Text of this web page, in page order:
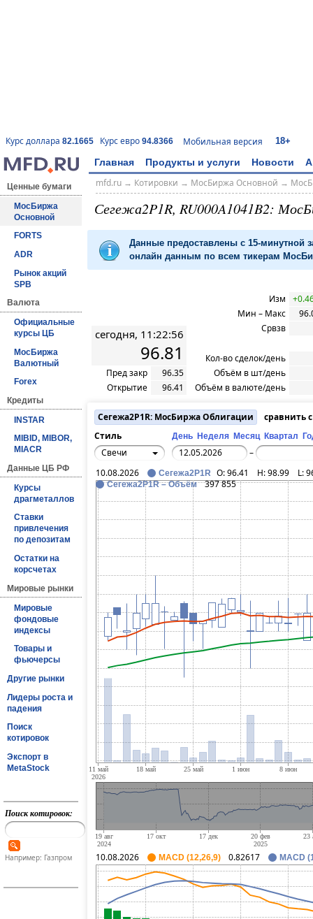
Курс доллара 82.1665 Курс евро 94.8366 Мобильная версия 18+
Главная Продукты и услуги Новости
Ценные бумаги
МосБиржа
Основной
FORTS
ADR
Рынок акций
SPB
Валюта
Официальные
курсы ЦБ
МосБиржа
Валютный
Forex
Кредиты
INSTAR
MIBID, MIBOR,
MIACR
Данные ЦБ РФ
Курсы
драгметаллов
Ставки
привлечения
по депозитам
Остатки на
корсчетах
Мировые рынки
Мировые
фондовые
индексы
Товары и
фьючерсы
Другие рынки
Лидеры роста и
падения
Поиск
котировок
Экспорт в
MetaStock
Поиск котировок:
Например: Газпром
mfd.ru→ Котировки → МосБиржа Основной →
Сегежа2P1R, RU000A1041B2:
Данные предоставлены с 15-минутной
онлайн данным по всем тикерам
сегодня, 11:22:56
96.81
Пред закр
96.35
Открытие
96.41
Изм
Мин – Макс
Срвзв
Кол-во сделок/день
Объём в шт/день
Объём в валюте/день
Сегежа2P1R: МосБиржа Облигации
сравнить
Стиль
День Неделя Месяц Квартал
Свечи
–
10.08.2026
Сегежа2P1R O:96.41 H:98.99 L:
Сегежа2P1R – Объём 397 855
10.08.2026 MACD (12,26,9) 0.82617 MACD